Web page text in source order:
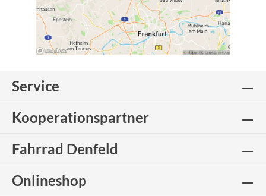
Service
Kooperationspartner
Fahrrad Denfeld
Onlineshop